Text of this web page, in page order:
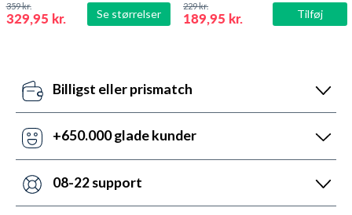
Se størrelser
329,95 kr.
359 kr.
Tilføj
189,95 kr.
229 kr.
Billigst eller prismatch
Vores pris-robotter opdaterer dagligt alle vores
priser ift. konkurrenterne. Misser de, så udnyt vores
+650.000 glade kunder
Med +6 år i markedet, så har vi hjulpet flere end
nogen andre med udstyr til vandsport. Heldigvis kan
08-22 support
Vi er sat i verden for at hjælpe. Derfor er vores